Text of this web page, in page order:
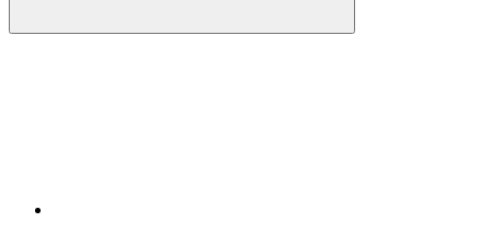
Compartilhar